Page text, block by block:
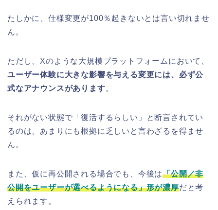
たしかに、仕様変更が100％起きないとは言い切れませ
ん。
ただし、Xのような大規模プラットフォームにおいて、
ユーザー体験に大きな影響を与える変更には、必ず公
式なアナウンスがあります。
それがない状態で「復活するらしい」と断言されてい
るのは、あまりにも根拠に乏しいと言わざるを得ませ
ん。
また、仮に再公開される場合でも、今後は「公開／非
公開をユーザーが選べるようになる」形が濃厚だと考
えられます。